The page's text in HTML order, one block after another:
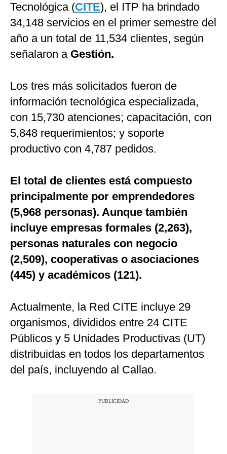
Tecnológica (CITE), el ITP ha brindado
34,148 servicios en el primer semestre del
año a un total de 11,534 clientes, según
señalaron a Gestión.
Los tres más solicitados fueron de
información tecnológica especializada,
con 15,730 atenciones; capacitación, con
5,848 requerimientos; y soporte
productivo con 4,787 pedidos.
El total de clientes está compuesto
principalmente por emprendedores
(5,968 personas). Aunque también
incluye empresas formales (2,263),
personas naturales con negocio
(2,509), cooperativas o asociaciones
(445) y académicos (121).
Actualmente, la Red CITE incluye 29
organismos, divididos entre 24 CITE
Públicos y 5 Unidades Productivas (UT)
distribuidas en todos los departamentos
del país, incluyendo al Callao.